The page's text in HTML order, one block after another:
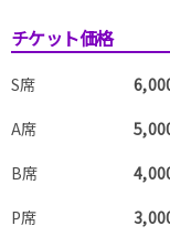
チケット価格
S席
A席
B席
P席